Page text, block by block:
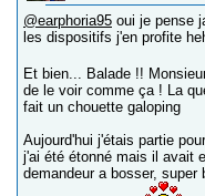
@earphoria95 oui je pense
les dispositifs j'en profite
Et bien... Balade !!
de le voir comme ça ! La
fait un chouette galoping
Aujourd'hui j'étais partie
j'ai été étonné mais il avait
demandeur a bosser,